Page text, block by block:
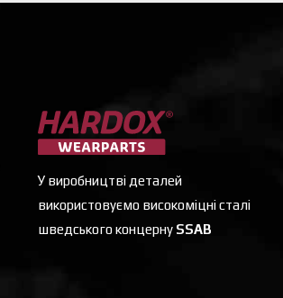
У виробництві деталей
використовуємо високоміцні сталі
шведського концерну SSAB